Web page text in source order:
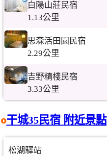
白陽山莊民宿
1.13公里
思森活田園民宿
2.29公里
吉野精棧民宿
3.33公里
干城35民宿 附近景點
松湖驛站